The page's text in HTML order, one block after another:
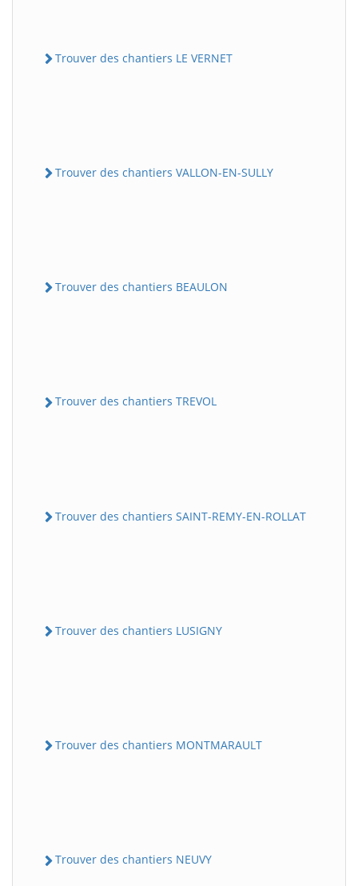
Trouver des chantiers LE VERNET
Trouver des chantiers VALLON-EN-SULLY
Trouver des chantiers BEAULON
Trouver des chantiers TREVOL
Trouver des chantiers SAINT-REMY-EN-ROLLAT
Trouver des chantiers LUSIGNY
Trouver des chantiers MONTMARAULT
Trouver des chantiers NEUVY